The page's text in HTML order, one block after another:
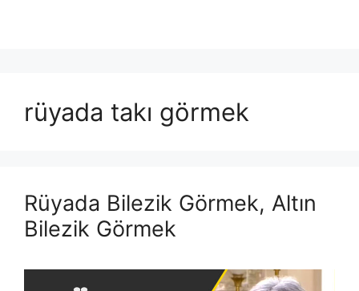
rüyada takı görmek
Rüyada Bilezik Görmek, Altın
Bilezik Görmek